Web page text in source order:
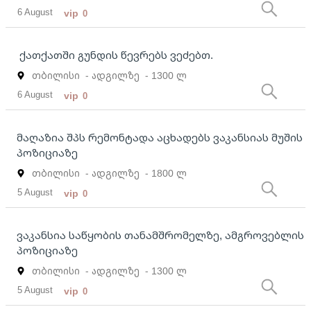
6 August vip 0
ქათქათში გუნდის წევრებს ვეძებთ.
თბილისი - ადგილზე - 1300 ლ
6 August vip 0
მაღაზია შპს რემონტადა აცხადებს ვაკანსიას მუშის
პოზიციაზე
თბილისი - ადგილზე - 1800 ლ
5 August vip 0
ვაკანსია საწყობის თანამშრომელზე, ამგროვებლის
პოზიციაზე
თბილისი - ადგილზე - 1300 ლ
5 August vip 0